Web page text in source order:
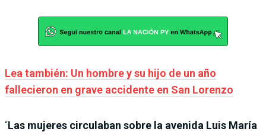
Lea también: Un hombre y su hijo de un año
fallecieron en grave accidente en San Lorenzo
“Las mujeres circulaban sobre la avenida Luis María